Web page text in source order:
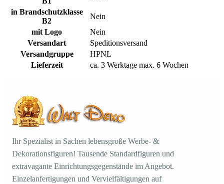
in Brandschutzklasse
B2
Nein
mit Logo
Nein
Versandart
Speditionsversand
Versandgruppe
HPNL
Lieferzeit
ca. 3 Werktage max. 6 Wochen
Ihr Spezialist in Sachen lebensgroße Werbe- &
Dekorationsfiguren! Tausende Standardfiguren und
extravagante Einrichtungsgegenstände im Angebot.
Einzelanfertigungen und Vervielfältigungen auf